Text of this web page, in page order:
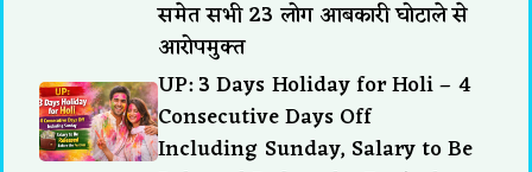
समेत सभी 23 लोग आबकारी घोटाले से
आरोपमुक्त
UP: 3 Days Holiday for Holi – 4
Consecutive Days Off
Including Sunday, Salary to Be